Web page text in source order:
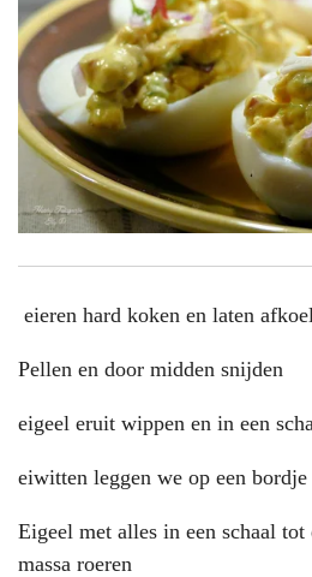
eieren hard koken en laten
Pellen en door midden snijden
eigeel eruit wippen en in een
eiwitten leggen we op een bordje
Eigeel met alles in een schaal tot
massa roeren